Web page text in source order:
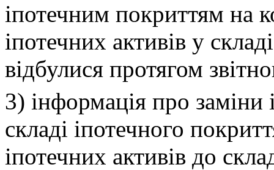
іпотечним покриттям на
іпотечних активів у
відбулися протягом
3) інформація про заміни
складі іпотечного
іпотечних активів до